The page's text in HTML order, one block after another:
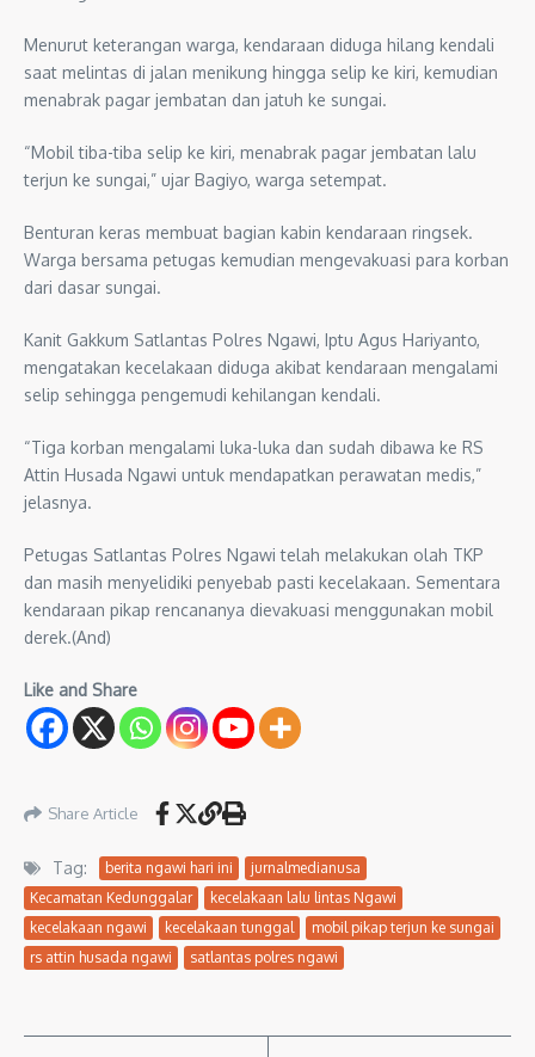
Menurut keterangan warga, kendaraan diduga hilang kendali
saat melintas di jalan menikung hingga selip ke kiri, kemudian
menabrak pagar jembatan dan jatuh ke sungai.
“Mobil tiba-tiba selip ke kiri, menabrak pagar jembatan lalu
terjun ke sungai,” ujar Bagiyo, warga setempat.
Benturan keras membuat bagian kabin kendaraan ringsek.
Warga bersama petugas kemudian mengevakuasi para korban
dari dasar sungai.
Kanit Gakkum Satlantas Polres Ngawi, Iptu Agus Hariyanto,
mengatakan kecelakaan diduga akibat kendaraan mengalami
selip sehingga pengemudi kehilangan kendali.
“Tiga korban mengalami luka-luka dan sudah dibawa ke RS
Attin Husada Ngawi untuk mendapatkan perawatan medis,”
jelasnya.
Petugas Satlantas Polres Ngawi telah melakukan olah TKP
dan masih menyelidiki penyebab pasti kecelakaan. Sementara
kendaraan pikap rencananya dievakuasi menggunakan mobil
derek.(And)
Like and Share
Share Article
Tag: berita ngawi hari ini
jurnalmedianusa
Kecamatan Kedunggalar
kecelakaan lalu lintas Ngawi
kecelakaan ngawi
kecelakaan tunggal
mobil pikap terjun ke sungai
rs attin husada ngawi
satlantas polres ngawi